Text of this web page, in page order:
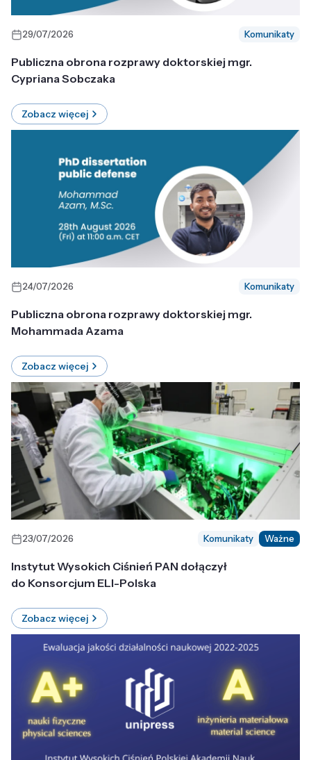
29/07/2026 Komunikaty
Publiczna obrona rozprawy doktorskiej mgr.
Cypriana Sobczaka
Zobacz więcej
24/07/2026 Komunikaty
Publiczna obrona rozprawy doktorskiej mgr.
Mohammada Azama
Zobacz więcej
23/07/2026 Komunikaty Ważne
Instytut Wysokich Ciśnień PAN dołączył
do Konsorcjum ELI-Polska
Zobacz więcej